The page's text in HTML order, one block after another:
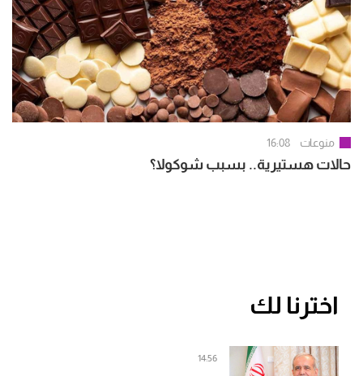
منوعات 16:08
حالات هستيرية.. بسبب شوكولا؟
اخترنا لك
14:56